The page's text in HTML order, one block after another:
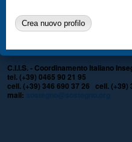
C.I.I.S. - Coordinamento Italiano
tel. (+39) 0465 90 21 95
cell. (+39) 346 690 37 26 cell. (+39)
mail: